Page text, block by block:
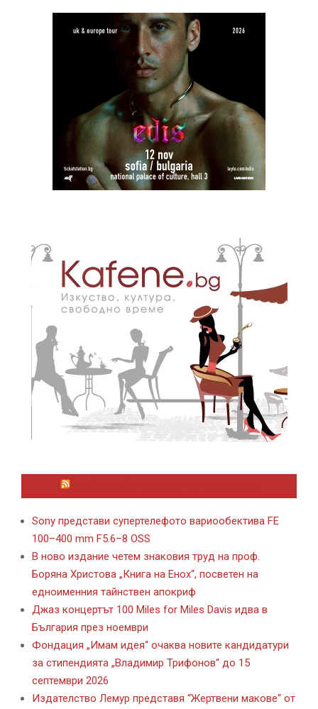
Sony представи супертелефото вариообектива FE
100–400 mm F5.6–8 OSS
В ново издание четем знаковия труд на проф.
Боряна Христова „Книга на Енох“, посветен на
едноименния тайнствен апокриф
Джаз концертът 100 Miles for Miles Davis идва в
България през ноември
Фондация „Имам идея“ очаква новите кандидатури
за стипендията „Владимир Трифонов“ до 15
септември 2026
Издателство Лемур представя “Жертвени макове“ от